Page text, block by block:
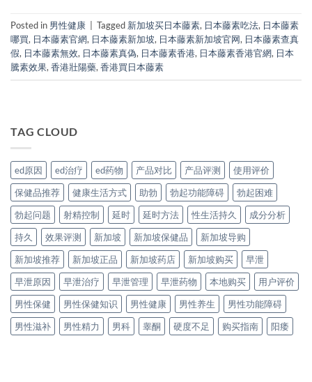
Posted in 男性健康 Tagged 新加坡买日本藤素, 日本藤素吃法, 日本藤素
哪買, 日本藤素官網, 日本藤素新加坡, 日本藤素新加坡官网, 日本藤素查真
假, 日本藤素無效, 日本藤素真偽, 日本藤素香港, 日本藤素香港官網, 日本
騰素效果,香港壯陽藥,香港買日本藤素
TAG CLOUD
ed原因 ed治疗 ed药物 产品对比 产品评测
使用评价
保健品推荐
健康生活方式 助勃 勃起功能障碍
勃起困难
勃起问题
射精控制 延时 延时方法 性生活持久
成分分析
持久
效果评测 新加坡 新加坡保健品
新加坡导购
新加坡推荐
新加坡正品 新加坡药店 新加坡购买
早泄
早泄原因
早泄治疗 早泄管理 早泄药物 本地购买
用户评价
男性保健
男性保健知识 男性健康 男性养生
男性功能障碍
男性滋补
男性精力 男科 睾酮 硬度不足 购买指南 阳痿